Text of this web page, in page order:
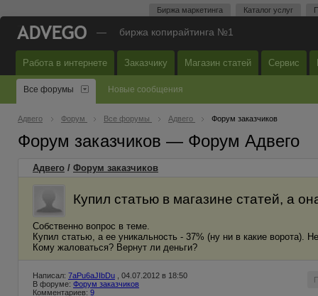
Биржа маркетинга Каталог услуг
— биржа копирайтинга №1
Работа в интернете Заказчику Магазин статей Сервис
Все форумы Новые сообщения
Адвего Форум Все форумы Адвего Форум заказчиков
Форум заказчиков — Форум Адвего
Адвего / Форум заказчиков
Купил статью в магазине статей, а
Собственно вопрос в теме.
Купил статью, а ее уникальность - 37% (ну ни в какие ворота).
Кому жаловаться? Вернут ли деньги?
Написал: 7aPu6aJIbDu , 04.07.2012 в 18:50
В форуме: Форум заказчиков
Комментариев: 9